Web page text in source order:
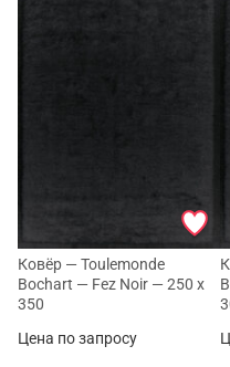
Ковёр — Toulemonde
Bochart — Fez Noir — 250 x
350
Цена по запросу